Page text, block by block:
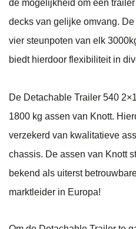
de mogelijkheid om één
decks van gelijke omvang.
vier steunpoten van elk
biedt hierdoor flexibiliteit in
De Detachable Trailer 540
1800 kg assen van Knott.
verzekerd van kwalitatieve
chassis. De assen van Knott
bekend als uiterst
marktleider in Europa!